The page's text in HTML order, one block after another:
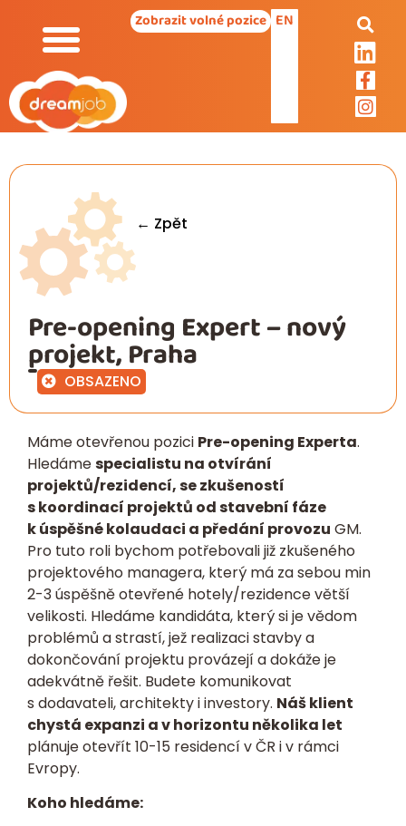
Zobrazit volné pozice EN
← Zpět
Pre-opening Expert – nový
projekt, Praha
OBSAZENO
Máme otevřenou pozici Pre-opening Experta.
Hledámespecialistu na otvírání
projektů/rezidencí, se zkušeností
s koordinací projektů od stavební fáze
k úspěšné kolaudaci a předání provozu GM.
Pro tuto roli bychom potřebovali již zkušeného
projektového managera, který má za sebou min
2-3 úspěšně otevřené hotely/rezidence větší
velikosti. Hledáme kandidáta, který si je vědom
problémů a strastí, jež realizaci stavby a
dokončování projektu provázejí a dokáže je
adekvátně řešit. Budete komunikovat
s dodavateli, architekty i investory. Náš klient
chystá expanzi a v horizontu několika let
plánuje otevřít 10-15 residencí v ČR i v rámci
Evropy.
Koho hledáme: